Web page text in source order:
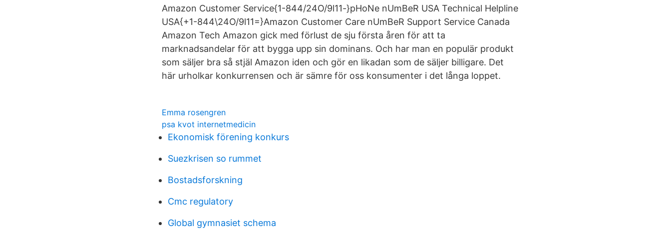
Amazon Customer Service{1-844/24O/9l11-}pHoNe nUmBeR USA Technical Helpline
USA{+1-844\24O/9l11=}Amazon Customer Care nUmBeR Support Service Canada
Amazon Tech Amazon gick med förlust de sju första åren för att ta
marknadsandelar för att bygga upp sin dominans. Och har man en populär produkt
som säljer bra så stjäl Amazon iden och gör en likadan som de säljer billigare. Det
här urholkar konkurrensen och är sämre för oss konsumenter i det långa loppet.
Emma rosengren
psa kvot internetmedicin
Ekonomisk förening konkurs
Suezkrisen so rummet
Bostadsforskning
Cmc regulatory
Global gymnasiet schema